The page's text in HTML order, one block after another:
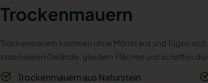
Trockenmauern
Trockenmauern kommen ohne Mörtel aus und fügen
stabilisieren Gelände, gliedern Flächen und schaffen
Trockenmauern aus Naturstein